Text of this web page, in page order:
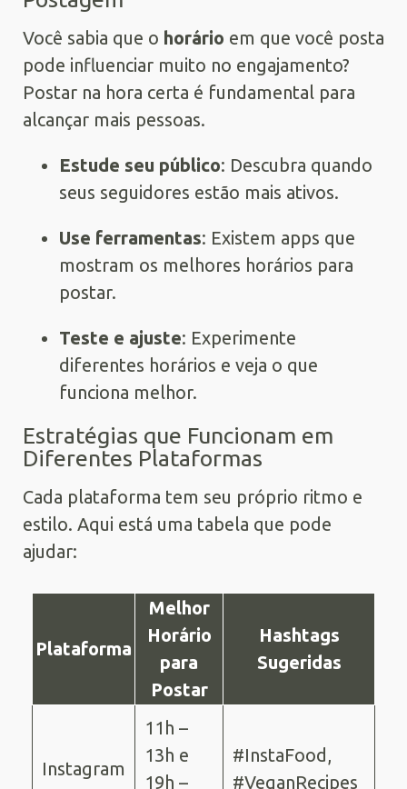
Você sabia que o horário em que você posta
pode influenciar muito no engajamento?
Postar na hora certa é fundamental para
alcançar mais pessoas.
Estude seu público: Descubra quando
seus seguidores estão mais ativos.
Use ferramentas: Existem apps que
mostram os melhores horários para
postar.
Teste e ajuste: Experimente
diferentes horários e veja o que
funciona melhor.
Estratégias que Funcionam em
Diferentes Plataformas
Cada plataforma tem seu próprio ritmo e
estilo. Aqui está uma tabela que pode
ajudar:
Plataforma
Melhor
Horário
para
Postar
Hashtags
Sugeridas
Instagram
11h –
13h e
19h –
#InstaFood,
#VeganRecipes